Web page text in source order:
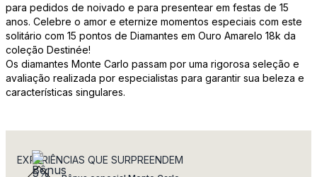
para pedidos de noivado e para presentear em festas de 15
anos. Celebre o amor e eternize momentos especiais com este
solitário com 15 pontos de Diamantes em Ouro Amarelo 18k da
coleção Destinée!
Os diamantes Monte Carlo passam por uma rigorosa seleção e
avaliação realizada por especialistas para garantir sua beleza e
características singulares.
EXPERIÊNCIAS QUE SURPREENDEM